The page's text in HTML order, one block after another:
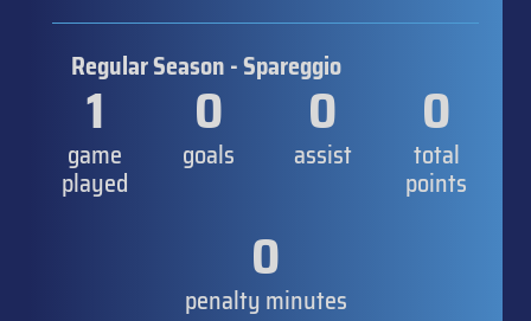
Regular Season - Spareggio
1
game
played
0
goals
0
assist
0
total
points
0
penalty minutes